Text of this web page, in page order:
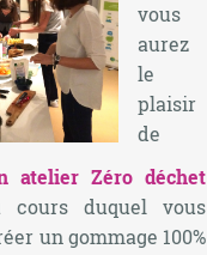
vous
aurez
le
plaisir
de
atelier Zéro déchet
cours duquel vous
un gommage 100%